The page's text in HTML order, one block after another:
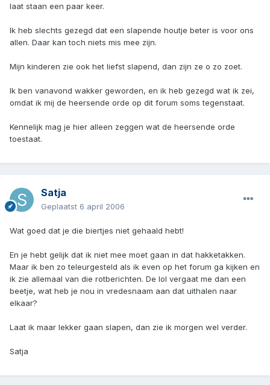
laat staan een paar keer.
Ik heb slechts gezegd dat een slapende houtje beter is voor ons
allen. Daar kan toch niets mis mee zijn.
Mijn kinderen zie ook het liefst slapend, dan zijn ze o zo zoet.
Ik ben vanavond wakker geworden, en ik heb gezegd wat ik zei,
omdat ik mij de heersende orde op dit forum soms tegenstaat.
Kennelijk mag je hier alleen zeggen wat de heersende orde
toestaat.
Satja
Geplaatst 6 april 2006
Wat goed dat je die biertjes niet gehaald hebt!
En je hebt gelijk dat ik niet mee moet gaan in dat hakketakken.
Maar ik ben zo teleurgesteld als ik even op het forum ga kijken en
ik zie allemaal van die rotberichten. De lol vergaat me dan een
beetje, wat heb je nou in vredesnaam aan dat uithalen naar
elkaar?
Laat ik maar lekker gaan slapen, dan zie ik morgen wel verder.
Satja